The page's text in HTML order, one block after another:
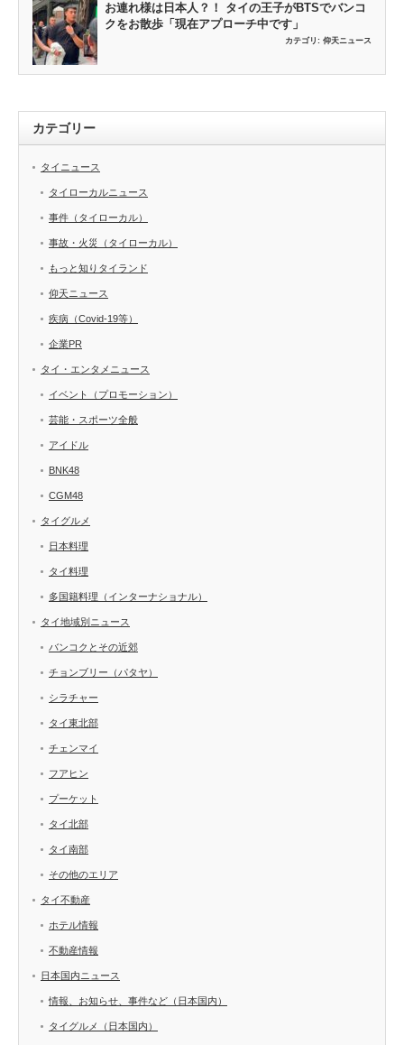
お連れ様は日本人？！ タイの王子がBTSでバンコ
クをお散歩「現在アプローチ中です」
カテゴリ: 仰天ニュース
カテゴリー
タイニュース
タイローカルニュース
事件（タイローカル）
事故・火災（タイローカル）
もっと知りタイランド
仰天ニュース
疾病（Covid-19等）
企業PR
タイ・エンタメニュース
イベント（プロモーション）
芸能・スポーツ全般
アイドル
BNK48
CGM48
タイグルメ
日本料理
タイ料理
多国籍料理（インターナショナル）
タイ地域別ニュース
バンコクとその近郊
チョンブリー（パタヤ）
シラチャー
タイ東北部
チェンマイ
フアヒン
プーケット
タイ北部
タイ南部
その他のエリア
タイ不動産
ホテル情報
不動産情報
日本国内ニュース
情報、お知らせ、事件など（日本国内）
タイグルメ（日本国内）